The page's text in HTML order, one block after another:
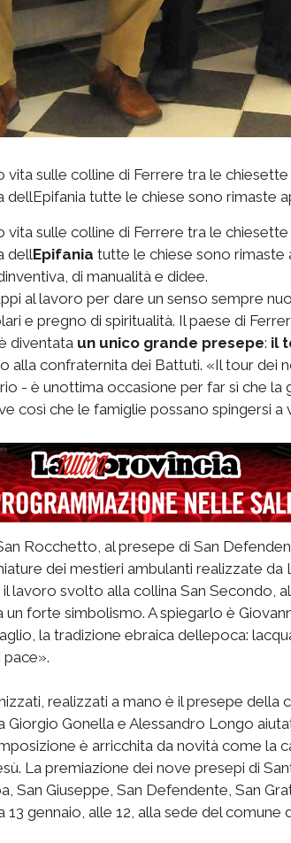
vita sulle colline di Ferrere tra le
tutte le chiese sono rimaste
vita sulle colline di Ferrere tra le
Epifania tutte le chiese sono
di manualità e didee.
al lavoro per dare un senso sempre
e pregno di spiritualità. Il paese di
diventata un unico grande presepe: il
alla confraternita dei Battuti. «Il tour dei
- è unottima occasione per far sì che
così che le famiglie possano spingersi a
Rocchetto, al presepe di San
dei mestieri ambulanti realizzate da
lavoro svolto alla collina San Secondo,
forte simbolismo. A spiegarlo è
la tradizione ebraica dellepoca:
realizzati a mano è il presepe della
Giorgio Gonella e Alessandro Longo
è arricchita da novità come la
La premiazione dei nove presepi di
San Giuseppe, San Defendente, San
gennaio, alle 12, alla sede del comune